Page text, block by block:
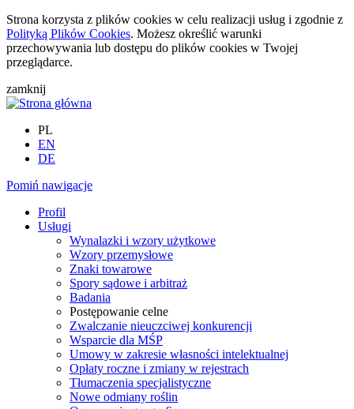
Strona korzysta z plików cookies w celu realizacji usług i zgodnie z
Polityką Plików Cookies. Możesz określić warunki
przechowywania lub dostępu do plików cookies w Twojej
przeglądarce.
zamknij
PL
EN
DE
Pomiń nawigacje
Profil
Usługi
Wynalazki i wzory użytkowe
Wzory przemysłowe
Znaki towarowe
Spory sądowe i arbitraż
Badania
Postępowanie celne
Zwalczanie nieuczciwej konkurencji
Wsparcie dla MŚP
Umowy w zakresie własności intelektualnej
Opłaty roczne i zmiany w rejestrach
Tłumaczenia specjalistyczne
Nowe odmiany roślin